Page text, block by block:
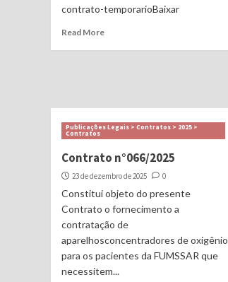
contrato-temporarioBaixar
Read More
Publicações Legais > Contratos > 2025 >
Contratos
Contrato n°066/2025
23 de dezembro de 2025 0
Constitui objeto do presente
Contrato o fornecimento a
contratação de
aparelhosconcentradores de oxigênio
para os pacientes da FUMSSAR que
necessitem...